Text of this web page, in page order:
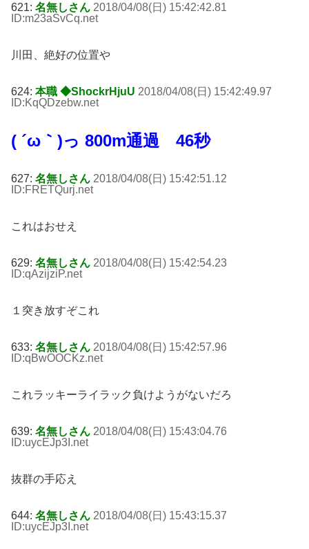
621: 名無しさん 2018/04/08(日) 15:42:42.81
ID:m23aSvCq.net
川田、絶好の位置や
624: 本職 ◆ShockrHjuU 2018/04/08(日) 15:42:49.97
ID:KqQDzebw.net
( ´ω｀)っ 800m通過 46秒
627: 名無しさん 2018/04/08(日) 15:42:51.12
ID:FRETQurj.net
これはおせえ
629: 名無しさん 2018/04/08(日) 15:42:54.23
ID:qAzijziP.net
１突き放すぞこれ
633: 名無しさん 2018/04/08(日) 15:42:57.96
ID:qBwOOCKz.net
これラッキーライラック負けようがないだろ
639: 名無しさん 2018/04/08(日) 15:43:04.76
ID:uycEJp3I .net
抜群の手応え
644: 名無しさん 2018/04/08(日) 15:43:15.37
ID:uycEJp3I .net